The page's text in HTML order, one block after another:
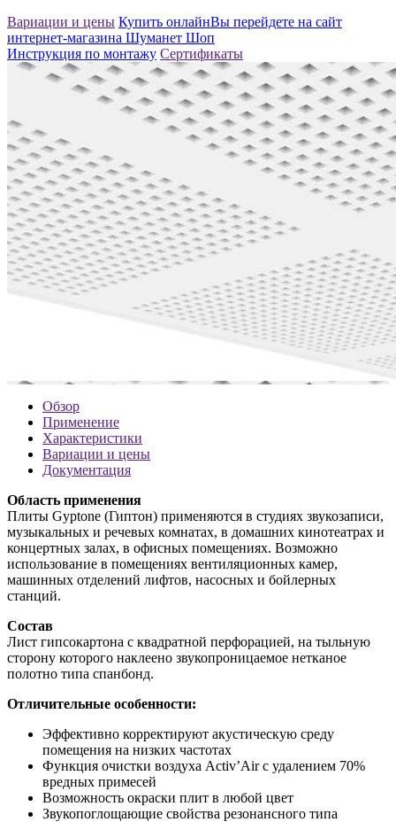
Вариации и цены Купить онлайнВы перейдете на сайт
интернет-магазина Шуманет Шоп
Инструкция по монтажу Сертификаты
Обзор
Применение
Характеристики
Вариации и цены
Документация
Область применения
Плиты Gyptone (Гиптон) применяются в студиях звукозаписи,
музыкальных и речевых комнатах, в домашних кинотеатрах и
концертных залах, в офисных помещениях. Возможно
использование в помещениях вентиляционных камер,
машинных отделений лифтов, насосных и бойлерных
станций.
Состав
Лист гипсокартона с квадратной перфорацией, на тыльную
сторону которого наклеено звукопроницаемое нетканое
полотно типа спанбонд.
Отличительные особенности:
Эффективно корректируют акустическую среду
помещения на низких частотах
Функция очистки воздуха Activ’Air с удалением 70%
вредных примесей
Возможность окраски плит в любой цвет
Звукопоглощающие свойства резонансного типа